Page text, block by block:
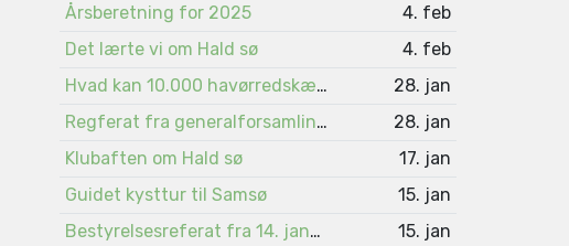
Årsberetning for 2025
4. feb
Det lærte vi om Hald sø
4. feb
Hvad kan 10.000 havørredskæl fortælle ?
28. jan
Regferat fra generalforsamlingen 2026
28. jan
Klubaften om Hald sø
17. jan
Guidet kysttur til Samsø
15. jan
Bestyrelsesreferat fra 14. januar 2026
15. jan